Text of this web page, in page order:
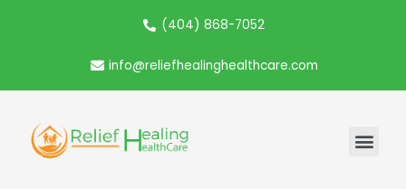
(404) 868-7052
info@reliefhealinghealthcare.com